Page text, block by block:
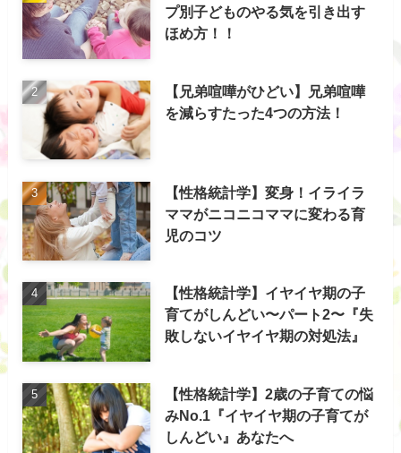
プ別子どものやる気を引き出す
ほめ方！！
【兄弟喧嘩がひどい】兄弟喧嘩
を減らすたった4つの方法！
【性格統計学】変身！イライラ
ママがニコニコママに変わる育
児のコツ
【性格統計学】イヤイヤ期の子
育てがしんどい〜パート2〜『失
敗しないイヤイヤ期の対処法』
【性格統計学】2歳の子育ての悩
みNo.1『イヤイヤ期の子育てが
しんどい』あなたへ